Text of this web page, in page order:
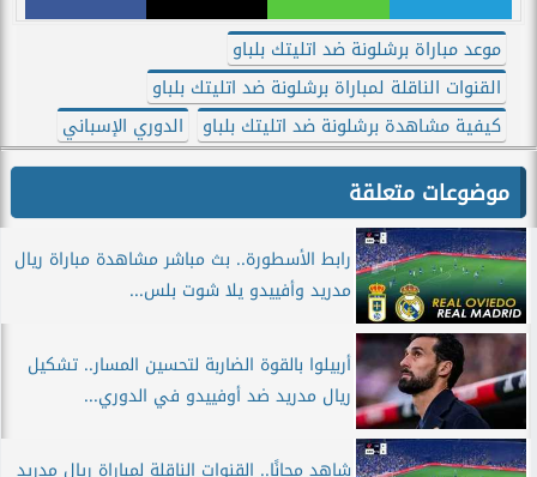
موعد مباراة برشلونة ضد اتليتك بلباو
القنوات الناقلة لمباراة برشلونة ضد اتليتك بلباو
كيفية مشاهدة برشلونة ضد اتليتك بلباو
الدوري الإسباني
موضوعات متعلقة
رابط الأسطورة.. بث مباشر مشاهدة مباراة ريال
مدريد وأفييدو يلا شوت بلس...
أربيلوا بالقوة الضاربة لتحسين المسار.. تشكيل
ريال مدريد ضد أوفييدو في الدوري...